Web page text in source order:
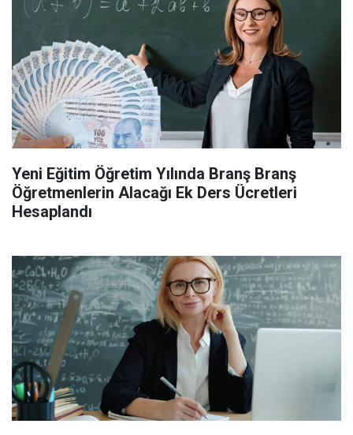
Yeni Eğitim Öğretim Yılında Branş Branş
Öğretmenlerin Alacağı Ek Ders Ücretleri
Hesaplandı